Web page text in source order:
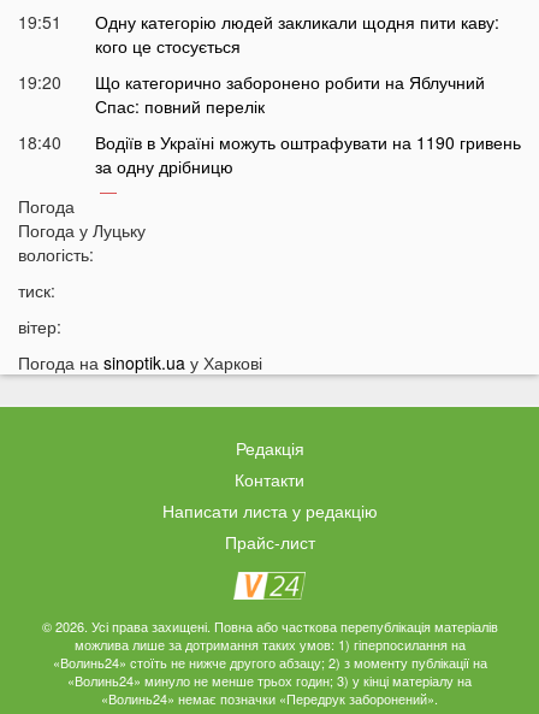
19:51
Одну категорію людей закликали щодня пити каву:
кого це стосується
19:20
Що категорично заборонено робити на Яблучний
Спас: повний перелік
18:40
Водіїв в Україні можуть оштрафувати на 1190 гривень
за одну дрібницю
18:09
місце, де шукати гриби
17:38
17:07
16:51
Як змінюється обличчя після брекетів та чому
покращується симетрія овалу?
Астролог назвав подію, після якої закінчиться війна в
Аномальна спека у Луцьку: термометр показав
15:35
«Можна просто вмерти»: українці масово скаржаться
на «Укрзалізницю»
На Світязі водій не пропустив людей з дітьми на
пішохідному переході: спалахнув новий скандал
Погода
Погода у Луцьку
вологість:
тиск:
вітер:
Погода на sinoptik.ua у Харкові
Редакція
Контакти
Написати листа у редакцію
Прайс-лист
© 2026. Усі права захищені. Повна або часткова перепублікація матеріалів
можлива лише за дотримання таких умов: 1) гіперпосилання на
«Волинь24» стоїть не нижче другого абзацу; 2) з моменту публікації на
«Волинь24» минуло не менше трьох годин; 3) у кінці матеріалу на
«Волинь24» немає позначки «Передрук заборонений».